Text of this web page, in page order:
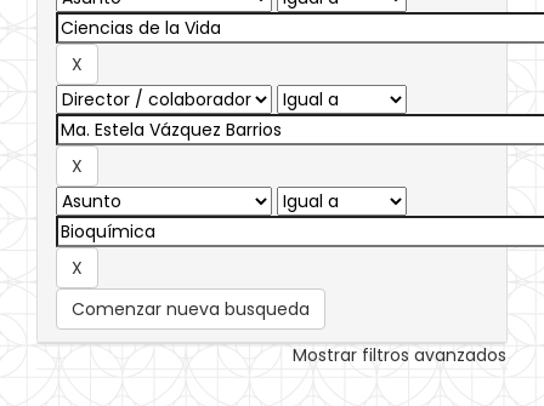
Comenzar nueva busqueda
Mostrar filtros avanzados